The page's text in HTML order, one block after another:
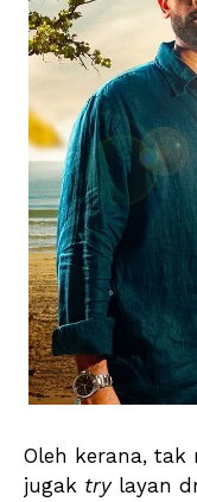
Oleh kerana, tak
jugak trylayan